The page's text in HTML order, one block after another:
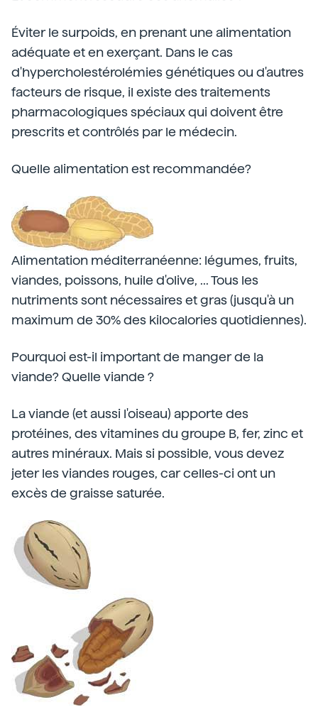
Éviter le surpoids, en prenant une alimentation
adéquate et en exerçant. Dans le cas
d'hypercholestérolémies génétiques ou d'autres
facteurs de risque, il existe des traitements
pharmacologiques spéciaux qui doivent être
prescrits et contrôlés par le médecin.
Quelle alimentation est recommandée?
Alimentation méditerranéenne: légumes, fruits,
viandes, poissons, huile d'olive, ... Tous les
nutriments sont nécessaires et gras (jusqu'à un
maximum de 30% des kilocalories quotidiennes).
Pourquoi est-il important de manger de la
viande? Quelle viande ?
La viande (et aussi l'oiseau) apporte des
protéines, des vitamines du groupe B, fer, zinc et
autres minéraux. Mais si possible, vous devez
jeter les viandes rouges, car celles-ci ont un
excès de graisse saturée.